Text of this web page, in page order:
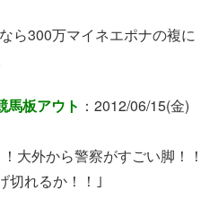
ら300万マイネエポナの複に
馬板アウト ：2012/06/15(金)
大外から警察がすごい脚！！
切れるか！！｣